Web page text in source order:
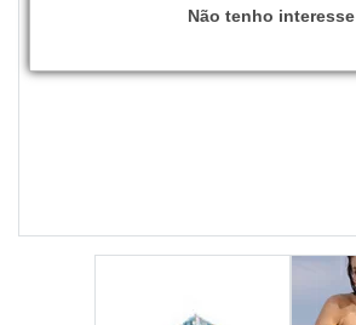
Não tenho interesse